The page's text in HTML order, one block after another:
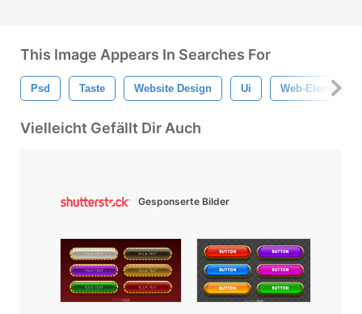
This Image Appears In Searches For
Psd Taste Website Design Ui Web-Elemente
Vielleicht Gefällt Dir Auch
Gesponserte Bilder